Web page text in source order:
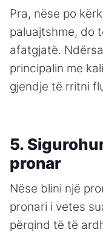
Pra, nëse po
paluajtshme, do
afatgjatë.
principalin me
gjendje të rritni
5.
pronar
Nëse blini një
pronari i vetes
përqind të të